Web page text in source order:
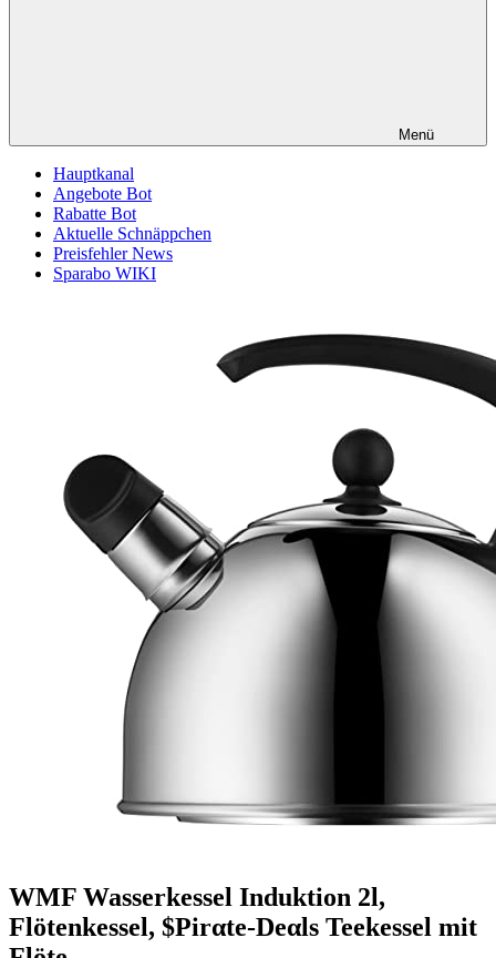
Menü
Hauptkanal
Angebote Bot
Rabatte Bot
Aktuelle Schnäppchen
Preisfehler News
Sparabo WIKI
WMF Wasserkessel Induktion 2l,
Flötenkessel, $Pirαtе-Dеαls Teekessel mit